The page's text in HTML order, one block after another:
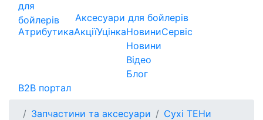
Аксесуари для бойлерів
АтрибутикаАкціїУцінкаНовини
Новини
Відео
Блог
Сервіс
B2B портал
Запчастини та аксесуари
Сухі ТЕНи